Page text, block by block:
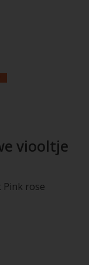
viooltje
Pink rose